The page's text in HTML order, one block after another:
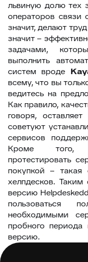
львиную долю тех
операторов связи
значит, делают
значит –
задачами,
выполнить
систем вроде
всему, что вы
ведитесь на
Как правило,
говоря,
советуют
сервисов
Кроме того,
протестировать
покупкой –
хелпдесков.
версию
пользоваться
необходимыми
пробного
версию.